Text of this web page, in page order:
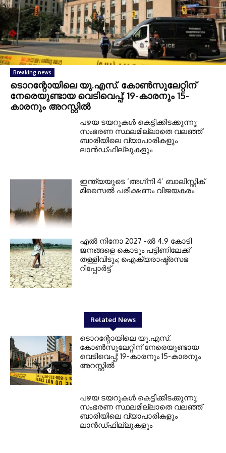
Breaking news
ടൊറന്റോയിലെ യു.എസ്. കോൺസുലേറ്റിന്
നേരെയുണ്ടായ വെടിവെപ്പ്; 19-കാരനും 15-
കാരനും അറസ്റ്റിൽ
പഴയ ടയറുകള്‍ കെട്ടിക്കിടക്കുന്നു;
സംഭരണ സ്ഥലമില്ലാതെ വലഞ്ഞ്
ബാരിയിലെ വ്യാപാരികളും
ലാന്‍ഡ്ഫില്ലുകളും
ഇന്ത്യയുടെ ‘അഗ്‌നി 4’ ബാലിസ്റ്റിക്
മിസൈല്‍ പരീക്ഷണം വിജയകരം
എല്‍ നിനോ 2027 -ല്‍ 4.9 കോടി
ജനങ്ങളെ കൊടും പട്ടിണിലേക്ക്
തള്ളിവിടും; ഐക്യരാഷ്ട്രസഭ
റിപ്പോര്‍ട്ട്
Related News
ടൊറന്റോയിലെ യു.എസ്.
കോൺസുലേറ്റിന് നേരെയുണ്ടായ
വെടിവെപ്പ്; 19-കാരനും 15-കാരനും
അറസ്റ്റിൽ
പഴയ ടയറുകള്‍ കെട്ടിക്കിടക്കുന്നു;
സംഭരണ സ്ഥലമില്ലാതെ വലഞ്ഞ്
ബാരിയിലെ വ്യാപാരികളും
ലാന്‍ഡ്ഫില്ലുകളും